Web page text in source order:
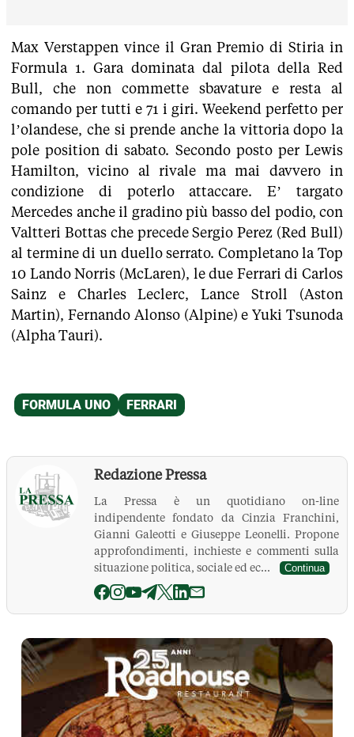
Max Verstappen vince il Gran Premio di Stiria in
Formula 1. Gara dominata dal pilota della Red
Bull, che non commette sbavature e resta al
comando per tutti e 71 i giri. Weekend perfetto per
l’olandese, che si prende anche la vittoria dopo la
pole position di sabato. Secondo posto per Lewis
Hamilton, vicino al rivale ma mai davvero in
condizione di poterlo attaccare. E’ targato
Mercedes anche il gradino più basso del podio, con
Valtteri Bottas che precede Sergio Perez (Red Bull)
al termine di un duello serrato. Completano la Top
10 Lando Norris (McLaren), le due Ferrari di Carlos
Sainz e Charles Leclerc, Lance Stroll (Aston
Martin), Fernando Alonso (Alpine) e Yuki Tsunoda
(Alpha Tauri).
Redazione Pressa
La Pressa è un quotidiano on-line
indipendente fondato da Cinzia Franchini,
Gianni Galeotti e Giuseppe Leonelli. Propone
approfondimenti, inchieste e commenti sulla
situazione politica, sociale ed ec...
Continua
La Pressa